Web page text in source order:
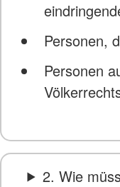
Personen,
Personen
2. Wie